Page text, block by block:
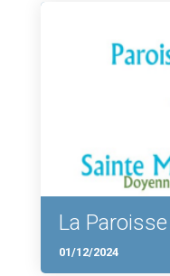
La Paroisse
01/12/2024